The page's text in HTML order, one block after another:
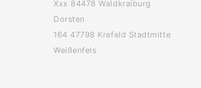
Xxx 84478 Waldkraiburg
Dorsten
164 47798 Krefeld Stadtmitte
Weißenfels